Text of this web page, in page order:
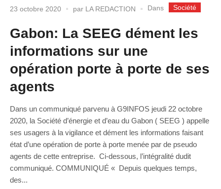
23 octobre 2020 par LA REDACTION Dans Société
Gabon: La SEEG dément les
informations sur une
opération porte à porte de ses
agents
Dans un communiqué parvenu à G9INFOS jeudi 22 octobre
2020, la Société d’énergie et d’eau du Gabon ( SEEG ) appelle
ses usagers à la vigilance et dément les informations faisant
état d’une opération de porte à porte menée par de pseudo
agents de cette entreprise. Ci-dessous, l’intégralité dudit
communiqué. COMMUNIQUÉ « Depuis quelques temps,
des...